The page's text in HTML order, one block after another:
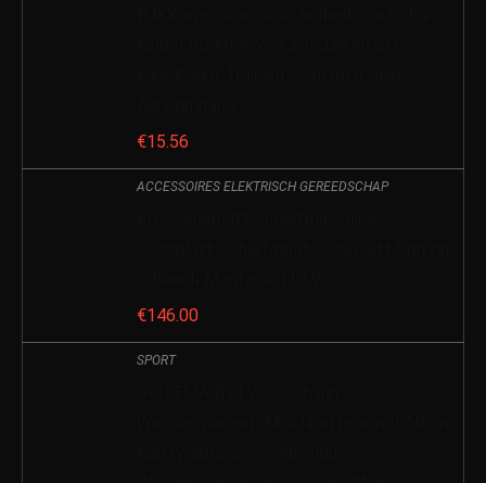
€15.56
ACCESSOIRES ELEKTRISCH GEREEDSCHAP
€146.00
SPORT